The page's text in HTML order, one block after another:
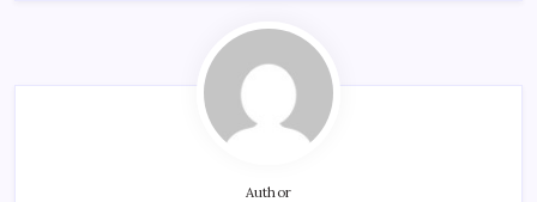
Author